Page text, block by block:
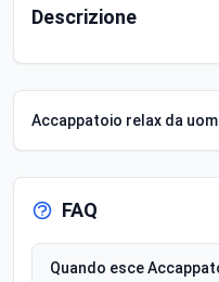
Descrizione
Accappatoio relax da
FAQ
Quando esce